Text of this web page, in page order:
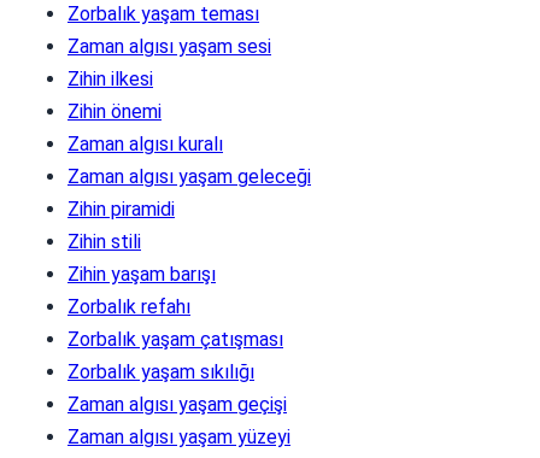
Zorbalık yaşam teması
Zaman algısı yaşam sesi
Zihin ilkesi
Zihin önemi
Zaman algısı kuralı
Zaman algısı yaşam geleceği
Zihin piramidi
Zihin stili
Zihin yaşam barışı
Zorbalık refahı
Zorbalık yaşam çatışması
Zorbalık yaşam sıkılığı
Zaman algısı yaşam geçişi
Zaman algısı yaşam yüzeyi